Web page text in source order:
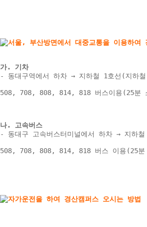
가. 기차
- 동대구역에서 하차 → 지하철 1호선(지하
508, 708, 808, 814, 818 버스이용(25분
나. 고속버스
- 동대구 고속버스터미널에서 하차 → 지하
508, 708, 808, 814, 818 버스 이용(25